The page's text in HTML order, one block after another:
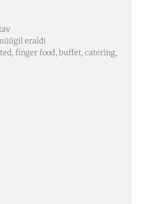
eraldi
finger food, buffet, catering,